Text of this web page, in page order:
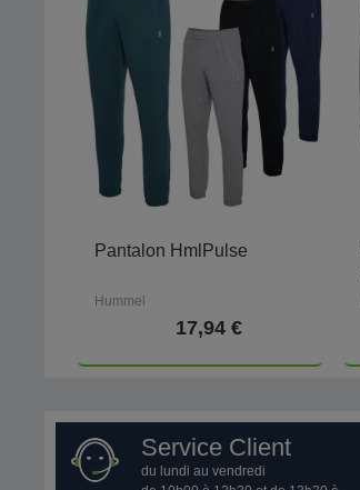
Pantalon HmlPulse
Hummel
17,94 €
Service Client
du lundi au vendredi